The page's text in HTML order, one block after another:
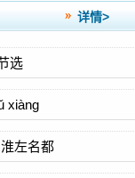
详情>
选
xiàng
左名都